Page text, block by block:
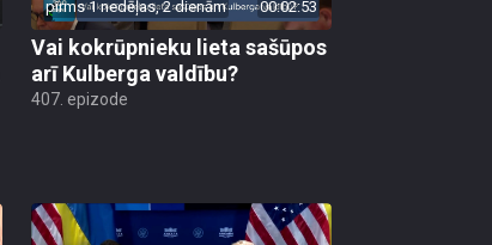
pirms 1 nedēļas, 2 dienām 00:02:53
Vai kokrūpnieku lieta sašūpos
arī Kulberga valdību?
407. epizode